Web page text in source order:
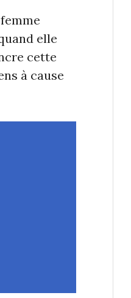
elle
cette
à cause